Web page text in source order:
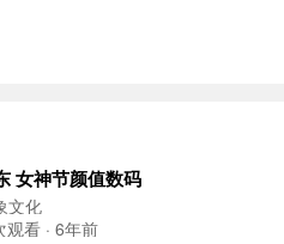
女神节颜值数码
文化
观看 · 6年前